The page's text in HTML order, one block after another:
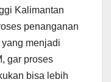
Kalimantan
penanganan
menjadi
gar proses
bisa lebih